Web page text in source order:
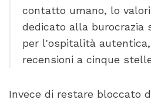
contatto umano, lo
dedicato alla burocrazia
per l'ospitalità
recensioni a cinque
Invece di restare bloccato